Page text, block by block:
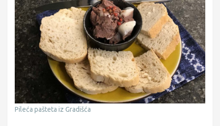
Pileća pašteta iz Gradišća